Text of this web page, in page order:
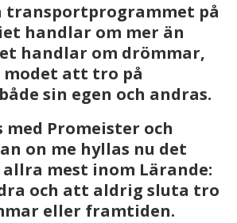
transportprogrammet på
handlar om mer än
handlar om drömmar,
att tro på
sin egen och andras.
med Promeister och
on me hyllas nu det
mest inom Lärande:
och att aldrig sluta tro
eller framtiden.